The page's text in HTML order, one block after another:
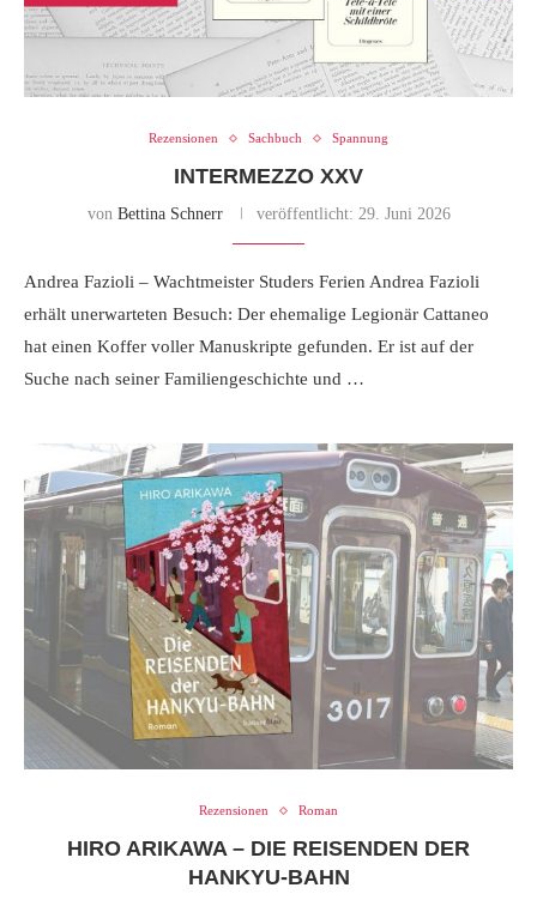
Rezensionen Sachbuch Spannung
INTERMEZZO XXV
von Bettina Schnerr veröffentlicht: 29. Juni 2026
Andrea Fazioli – Wachtmeister Studers Ferien Andrea Fazioli
erhält unerwarteten Besuch: Der ehemalige Legionär Cattaneo
hat einen Koffer voller Manuskripte gefunden. Er ist auf der
Suche nach seiner Familiengeschichte und …
Rezensionen Roman
HIRO ARIKAWA – DIE REISENDEN DER
HANKYU-BAHN